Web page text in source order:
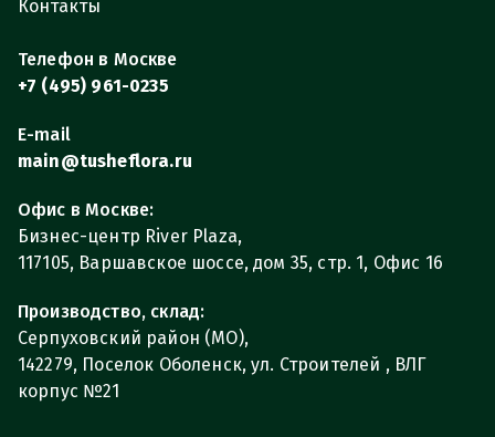
Контакты
Телефон в Москве
+7 (495) 961-0235
E-mail
main@tusheflora.ru
Офис в Москве:
Бизнес-центр River Plaza,
117105, Варшавское шоссе, дом 35, стр. 1, Офис 16
Производство, склад:
Серпуховский район (МО),
142279, Поселок Оболенск, ул. Строителей , ВЛГ
корпус №21